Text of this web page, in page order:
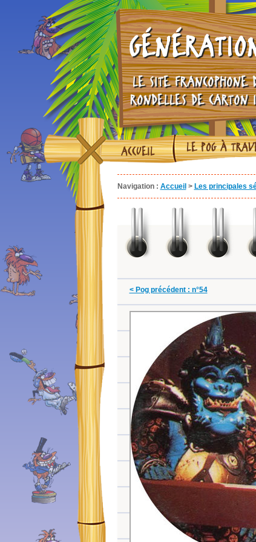
LE SITE FRANCOPHONE
RONDELLES DE CARTON
ACCUEIL LE POG À
Navigation : Accueil > Les principales
< Pog précédent : n°54